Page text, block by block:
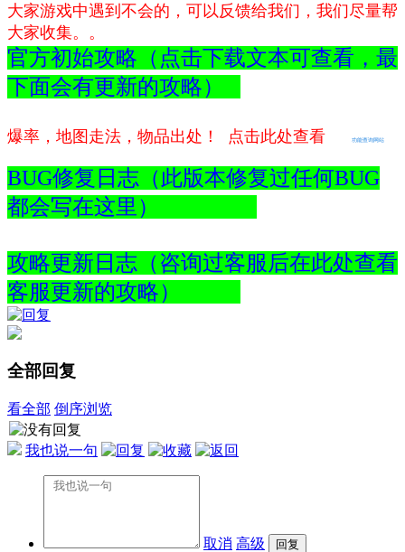
大家游戏中遇到不会的，可以反馈给我们，我们尽量帮
大家收集。。
官方初始攻略（点击下载文本可查看，最
下面会有更新的攻略）
爆率，地图走法，物品出处！ 点击此处查看 功能查询网站
BUG修复日志（此版本修复过任何BUG
都会写在这里）
攻略更新日志（咨询过客服后在此处查看
客服更新的攻略）
全部回复
看全部 倒序浏览
我也说一句
取消 高级